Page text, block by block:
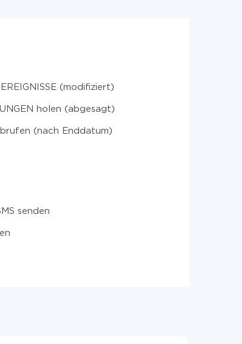
(modifiziert)
holen (abgesagt)
(nach Enddatum)
senden